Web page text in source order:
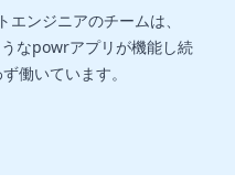
ンジニアのチームは、
なpowrアプリが機能し続
働いています。